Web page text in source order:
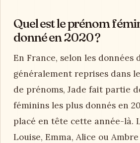
Quel est le prénom
donné en 2020 ?
En France, selon les données
généralement reprises dans
de prénoms, Jade fait partie
féminins les plus donnés en
placé en tête cette année-là.
Louise, Emma, Alice ou